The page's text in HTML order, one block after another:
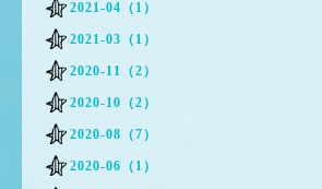
2021-04（1）
2021-03（1）
2020-11（2）
2020-10（2）
2020-08（7）
2020-06（1）